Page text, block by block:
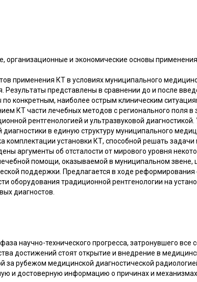
организационные и экономические основы
применения КТ в условиях муниципального
Результаты представлены в сравнении до и после
конкретным, наиболее острым клиническим
КТ части лечебных методов с регионального поля в
рентгенологией и ультразвуковой
в единую структуру муниципального
комплектации установки КТ, способной решать
аргументы об отсталости от мирового уровня
помощи, оказываемой в муниципальном
поддержки. Предлагается в ходе реформирования
оборудования традиционной рентгенологии на
диагностов.
научно-технического прогресса, затронувшего все
достижений стоят открытие и внедрение в
за рубежом медицинской диагностической
и достоверную информацию о причинах и